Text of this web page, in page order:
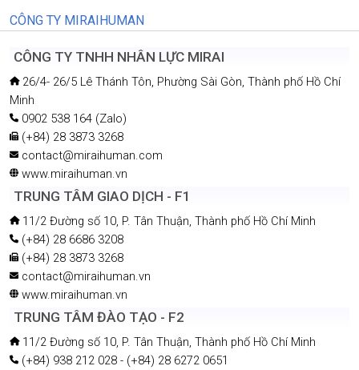
CÔNG TY MIRAIHUMAN
CÔNG TY TNHH NHÂN LỰC MIRAI
26/4- 26/5 Lê Thánh Tôn, Phường Sài Gòn, Thành phố Hồ Chí
Minh
0902 538 164 (Zalo)
(+84) 28 3873 3268
contact@miraihuman.com
www.miraihuman.vn
TRUNG TÂM GIAO DỊCH - F1
11/2 Đường số 10, P. Tân Thuận, Thành phố Hồ Chí Minh
(+84) 28 6686 3208
(+84) 28 3873 3268
contact@miraihuman.vn
www.miraihuman.vn
TRUNG TÂM ĐÀO TẠO - F2
11/2 Đường số 10, P. Tân Thuận, Thành phố Hồ Chí Minh
(+84) 938 212 028 - (+84) 28 6272 0651